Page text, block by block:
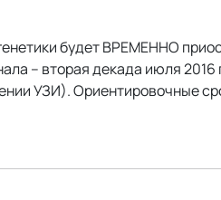
будет ВРЕМЕННО
– вторая декада июля 2016
УЗИ). Ориентировочные